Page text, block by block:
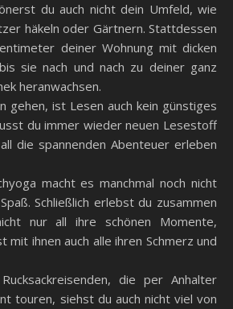
du auch nicht dein Umfeld, wie
häkeln oder Gärtnern. Stattdessen
deiner Wohnung mit dicken
sie nach und nach zu deiner ganz
heranwachsen.
gehen, ist Lesen auch kein günstiges
du immer wieder neuen Lesestoff
die spannenden Abenteuer erleben
macht es manchmal noch nicht
Schließlich erlebst du zusammen
nur all ihre schönen Momente,
mit ihnen auch alle ihren Schmerz und
die per Anhalter
touren, siehst du auch nicht viel von